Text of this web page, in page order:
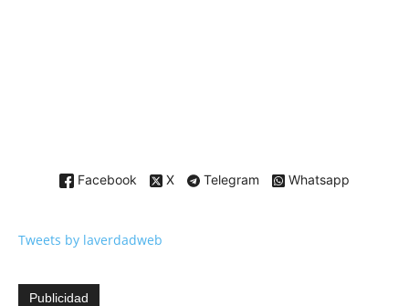
Facebook X Telegram Whatsapp
Tweets by laverdadweb
Publicidad